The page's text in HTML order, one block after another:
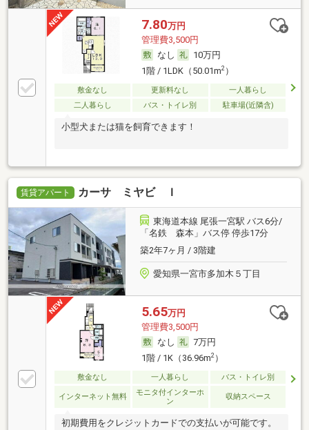
7.80万円
管理費3,500円
なし
10万円
1階 / 1LDK（50.01m2）
敷金なし 更新料なし
一人暮らし
二人暮らし
バス・トイレ別 駐車場(近隣含)
小型犬または猫を飼育できます！
賃貸アパート カーサ ミヤビ Ｉ
東海道本線 尾張一宮駅 バス6分/
「名鉄 森本」バス停 停歩17分
築2年7ヶ月 / 3階建
愛知県一宮市多加木５丁目
5.65万円
管理費3,500円
なし
7万円
1階 / 1K（36.96m2）
敷金なし 一人暮らし バス・トイレ別
インターネット無料
モニタ付インターホ
ン
収納スペース
初期費用をクレジットカードでの支払いが可能です。